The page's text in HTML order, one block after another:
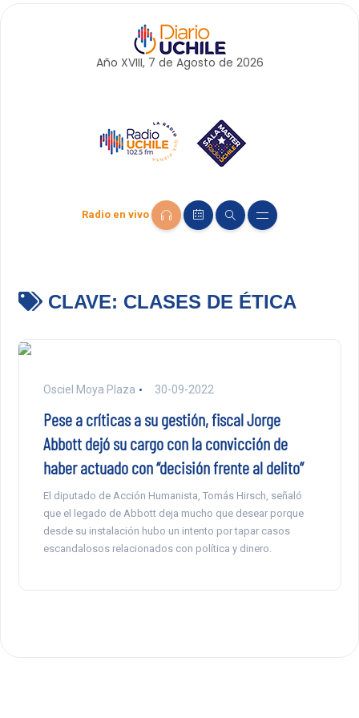
Año XVIII, 7 de Agosto de 2026
Radio en vivo
CLAVE: CLASES DE ÉTICA
Osciel Moya Plaza 30-09-2022
Pese a críticas a su gestión, fiscal Jorge
Abbott dejó su cargo con la convicción de
haber actuado con “decisión frente al delito”
El diputado de Acción Humanista, Tomás Hirsch, señaló
que el legado de Abbott deja mucho que desear porque
desde su instalación hubo un intento por tapar casos
escandalosos relacionados con política y dinero.